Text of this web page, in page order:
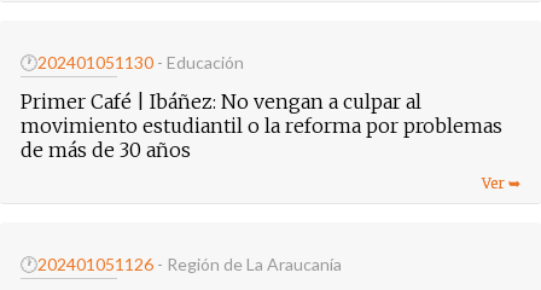
🕐202401051130 - Educación
Primer Café | Ibáñez: No vengan a culpar al
movimiento estudiantil o la reforma por problemas
de más de 30 años
🕐202401051126 - Región de La Araucanía